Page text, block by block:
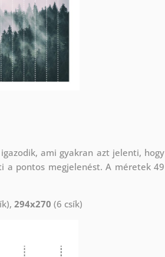
ami gyakran azt jelenti, hogy
a pontos megjelenést. A méretek 49
294x270 (6 csík)